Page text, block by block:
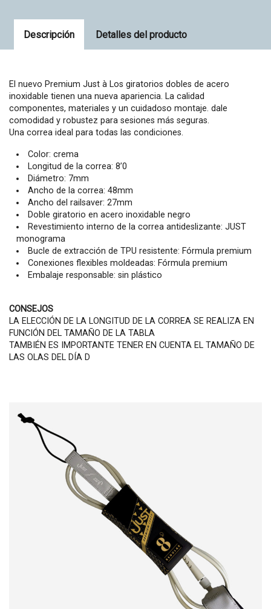
Descripción Detalles del producto
El nuevo Premium Just à Los giratorios dobles de acero
inoxidable tienen una nueva apariencia. La calidad
componentes, materiales y un cuidadoso montaje. dale
comodidad y robustez para sesiones más seguras.
Una correa ideal para todas las condiciones.
Color: crema
Longitud de la correa: 8’0
Diámetro: 7mm
Ancho de la correa: 48mm
Ancho del railsaver: 27mm
Doble giratorio en acero inoxidable negro
Revestimiento interno de la correa antideslizante: JUST
monograma
Bucle de extracción de TPU resistente: Fórmula premium
Conexiones flexibles moldeadas: Fórmula premium
Embalaje responsable: sin plástico
CONSEJOS
LA ELECCIÓN DE LA LONGITUD DE LA CORREA SE REALIZA EN
FUNCIÓN DEL TAMAÑO DE LA TABLA
TAMBIÉN ES IMPORTANTE TENER EN CUENTA EL TAMAÑO DE
LAS OLAS DEL DÍA D